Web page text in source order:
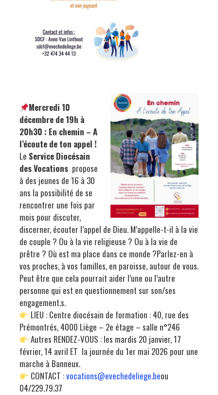
Mercredi 10
décembre de 19h à
20h30 : En chemin – A
l’écoute de ton appel !
Le Service Diocésain
des Vocations propose
à des jeunes de 16 à 30
ans la possibilité de se
rencontrer une fois par
mois pour discuter,
discerner, écouter l’appel de Dieu. M’appelle-t-il à la vie
de couple ? Ou à la vie religieuse ? Ou à la vie de
prêtre ? Où est ma place dans ce monde ?Parlez-en à
vos proches, à vos familles, en paroisse, autour de vous.
Peut être que cela pourrait aider l’une ou l’autre
personne qui est en questionnement sur son/ses
engagement.s.
LIEU : Centre diocésain de formation : 40, rue des
Prémontrés, 4000 Liège – 2e étage – salle n°246
Autres RENDEZ-VOUS : les mardis 20 janvier, 17
février, 14 avril ET la journée du 1er mai 2026 pour une
marche à Banneux.
CONTACT :vocations@evechedeliege.beou
04/229.79.37